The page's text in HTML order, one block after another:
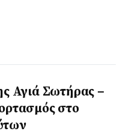
Αγιά Σωτήρας –
στο